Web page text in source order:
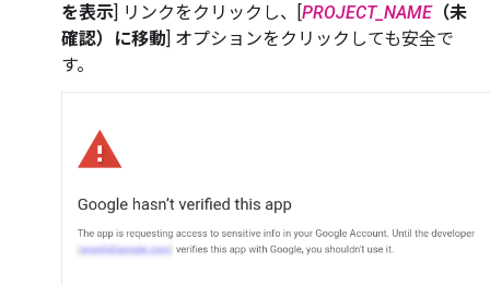
を表示] リンクをクリックし、[PROJECT_NAME（未
確認）に移動] オプションをクリックしても安全で
す。